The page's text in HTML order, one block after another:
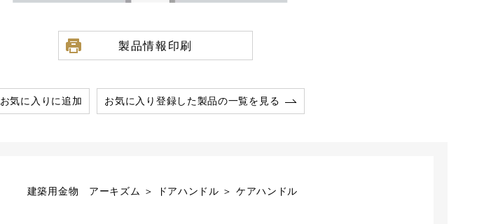
製品情報印刷
お気に入りに追加 お気に入り登録した製品の一覧を見る
建築用金物 アーキズム ＞ ドアハンドル ＞ ケアハンドル